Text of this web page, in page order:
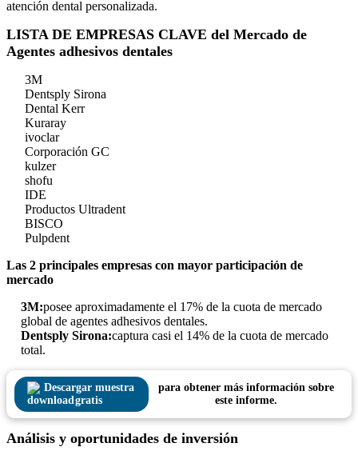
atención dental personalizada.
LISTA DE EMPRESAS CLAVE del Mercado de
Agentes adhesivos dentales
3M
Dentsply Sirona
Dental Kerr
Kuraray
ivoclar
Corporación GC
kulzer
shofu
IDE
Productos Ultradent
BISCO
Pulpdent
Las 2 principales empresas con mayor participación de
mercado
3M:posee aproximadamente el 17% de la cuota de mercado
global de agentes adhesivos dentales.
Dentsply Sirona:captura casi el 14% de la cuota de mercado
total.
Descargar muestra
gratis
para obtener más información sobre
este informe.
Análisis y oportunidades de inversión